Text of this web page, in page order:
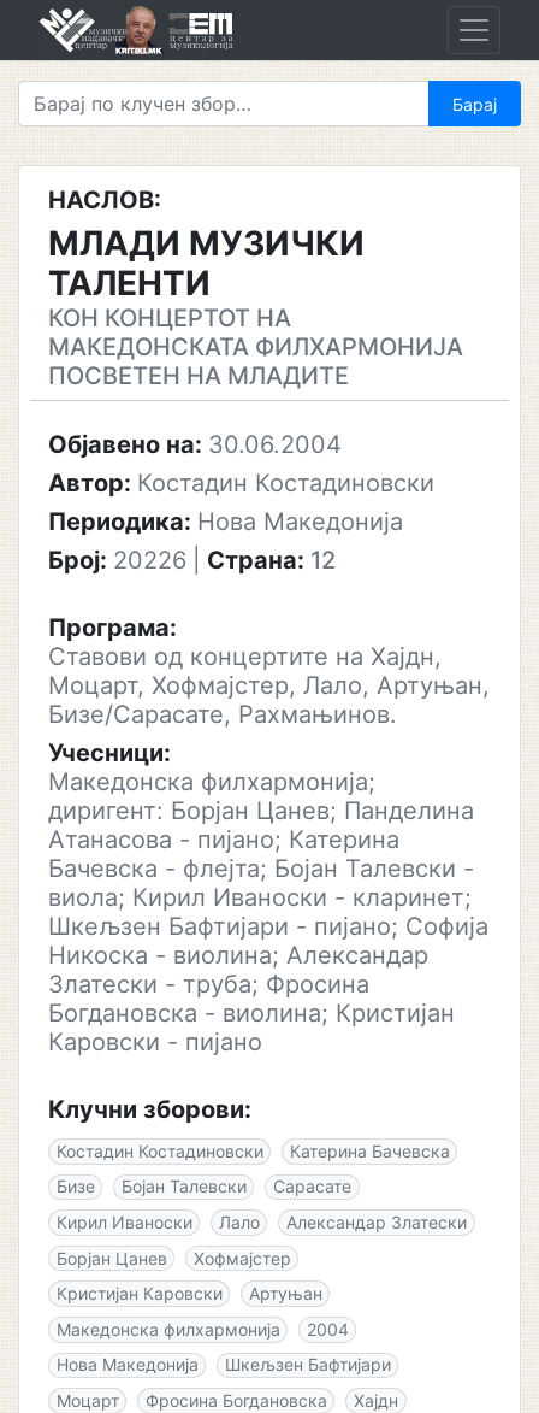
НАСЛОВ:
МЛАДИ МУЗИЧКИ
ТАЛЕНТИ
КОН КОНЦЕРТОТ НА
МАКЕДОНСКАТА ФИЛХАРМОНИЈА
ПОСВЕТЕН НА МЛАДИТЕ
Објавено на: 30.06.2004
Автор: Костадин Костадиновски
Периодика: Нова Македонија
Број: 20226 Страна: 12
Програма:
Ставови од концертите на Хајдн,
Моцарт, Хофмајстер, Лало, Артуњан,
Бизе/Сарасате, Рахмањинов.
Учесници:
Македонска филхармонија;
диригент: Борјан Цанев; Панделина
Атанасова - пијано; Катерина
Бачевска - флејта; Бојан Талевски -
виола; Кирил Иваноски - кларинет;
Шкељзен Бафтијари - пијано; Софија
Никоска - виолина; Александар
Златески - труба; Фросина
Богдановска - виолина; Кристијан
Каровски - пијано
Клучни зборови:
Костадин Костадиновски
Катерина Бачевска
Бизе
Бојан Талевски
Сарасате
Кирил Иваноски
Лало
Александар Златески
Борјан Цанев
Хофмајстер
Кристијан Каровски
Артуњан
Македонска филхармонија
2004
Нова Македонија
Шкељзен Бафтијари
Моцарт
Фросина Богдановска
Хајдн